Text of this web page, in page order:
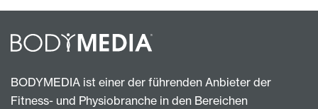
BODYMEDIA ist einer der führenden Anbieter der
Fitness- und Physiobranche in den Bereichen